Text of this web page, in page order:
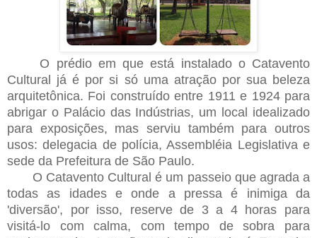
O prédio em que está instalado o Catavento
Cultural já é por si só uma atração por sua beleza
arquitetônica. Foi construído entre 1911 e 1924 para
abrigar o Palácio das Indústrias, um local idealizado
para exposições, mas serviu também para outros
usos: delegacia de polícia, Assembléia Legislativa e
sede da Prefeitura de São Paulo.
O Catavento Cultural é um passeio que agrada a
todas as idades e onde a pressa é inimiga da
'diversão', por isso, reserve de 3 a 4 horas para
visitá-lo com calma, com tempo de sobra para